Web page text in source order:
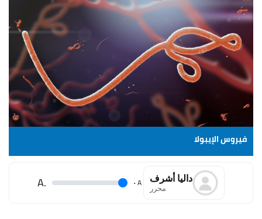
فيروس الإيبولا
داليا أشرف
محرر A
.
.A